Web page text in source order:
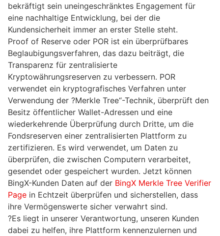
bekräftigt sein uneingeschränktes Engagement für
eine nachhaltige Entwicklung, bei der die
Kundensicherheit immer an erster Stelle steht.
Proof of Reserve oder POR ist ein überprüfbares
Beglaubigungsverfahren, das dazu beiträgt, die
Transparenz für zentralisierte
Kryptowährungsreserven zu verbessern. POR
verwendet ein kryptografisches Verfahren unter
Verwendung der ?Merkle Tree“-Technik, überprüft den
Besitz öffentlicher Wallet-Adressen und eine
wiederkehrende Überprüfung durch Dritte, um die
Fondsreserven einer zentralisierten Plattform zu
zertifizieren. Es wird verwendet, um Daten zu
überprüfen, die zwischen Computern verarbeitet,
gesendet oder gespeichert wurden. Jetzt können
BingX-Kunden Daten auf der BingX Merkle Tree Verifier
Page in Echtzeit überprüfen und sicherstellen, dass
ihre Vermögenswerte sicher verwahrt sind.
?Es liegt in unserer Verantwortung, unseren Kunden
dabei zu helfen, ihre Plattform kennenzulernen und